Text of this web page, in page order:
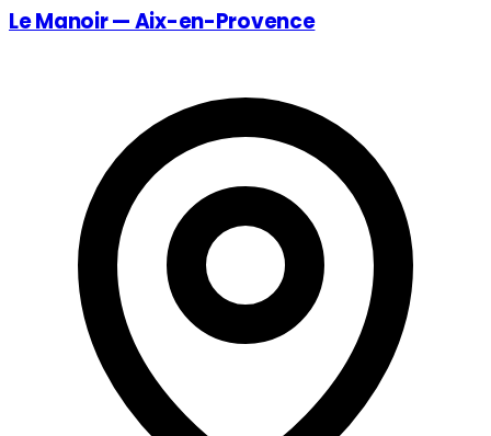
Le Manoir — Aix-en-Provence